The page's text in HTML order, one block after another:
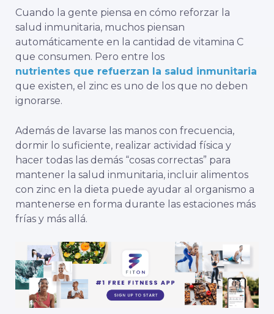
Cuando la gente piensa en cómo reforzar la
salud inmunitaria, muchos piensan
automáticamente en la cantidad de vitamina C
que consumen. Pero entre los
nutrientes que refuerzan la salud inmunitaria
que existen, el zinc es uno de los que no deben
ignorarse.
Además de lavarse las manos con frecuencia,
dormir lo suficiente, realizar actividad física y
hacer todas las demás “cosas correctas” para
mantener la salud inmunitaria, incluir alimentos
con zinc en la dieta puede ayudar al organismo a
mantenerse en forma durante las estaciones más
frías y más allá.